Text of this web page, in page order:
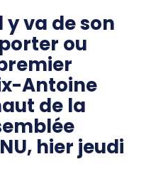
va de son
ou
Antoine
de la
hier jeudi